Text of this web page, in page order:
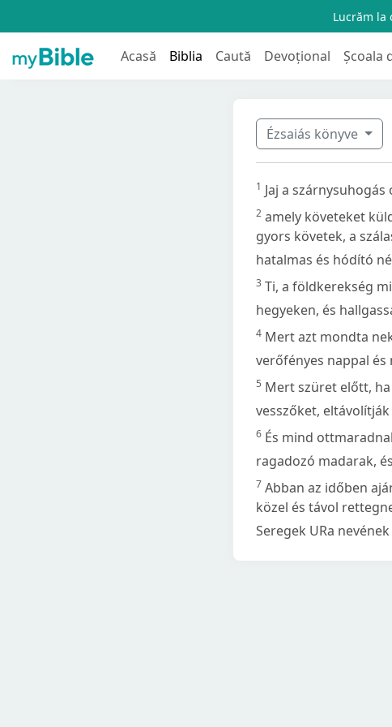
Lucrăm la
Acasă Biblia Caută Devoțional Școala
Ézsaiás könyve
1 Jaj a
2 amely követeket
gyors követek, a
hatalmas és hódító
3 Ti, a földkerekség
hegyeken, és
4 Mert azt mondta
verőfényes nappal
5 Mert szüret előtt,
vesszőket,
6 És mind
ragadozó madarak,
7 Abban az időben
közel és távol
Seregek URa